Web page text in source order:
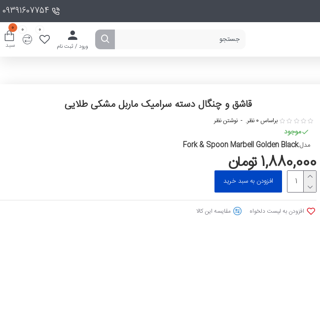
09391607754
ورود / ثبت نام
0
0
سبد
0
قاشق و چنگال دسته سرامیک ماربل مشکی طلایی
موجود
مدل:Fork & Spoon Marbell Golden Black
براساس 0 نظر. - نوشتن نظر
1,880,000 تومان
افزودن به سبد خرید
افزودن به لیست دلخواه مقایسه این کالا